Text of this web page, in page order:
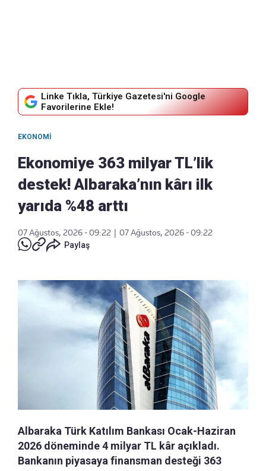
Linke Tıkla, Türkiye Gazetesi'ni Google
Favorilerine Ekle!
EKONOMI
Ekonomiye 363 milyar TL’lik
destek! Albaraka’nın kârı ilk
yarıda %48 arttı
07 Ağustos, 2026 - 09:22
07 Ağustos, 2026 - 09:22
Paylaş
Albaraka Türk Katılım Bankası Ocak-Haziran
2026 döneminde 4 milyar TL kâr açıkladı.
Bankanın piyasaya finansman desteği 363